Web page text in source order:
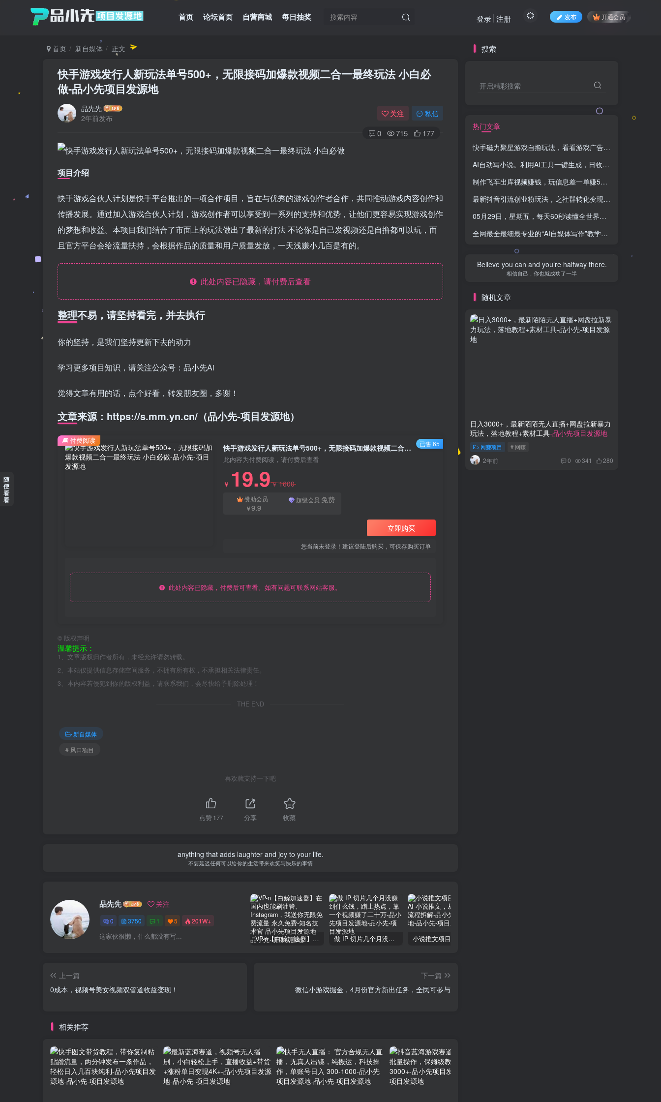
首页 论坛首页 自营商城 每日抽奖 发布 开通会员
登录 注册
首页 新自媒体 正文
快手游戏发行人新玩法单号500+，无限接码加爆款视频二合一最终玩法 小白必
做-品小先项目发源地
品先先
2年前发布
关注 私信
0 715 177
项目介绍
快手游戏合伙人计划是快手平台推出的一项合作项目，旨在与优秀的游戏创作者合作，共同推动游戏内容创作和
传播发展。通过加入游戏合伙人计划，游戏创作者可以享受到一系列的支持和优势，让他们更容易实现游戏创作
的梦想和收益。本项目我们结合了市面上的玩法做出了最新的打法 不论你是自己发视频还是自撸都可以玩，而
且官方平台会给流量扶持，会根据作品的质量和用户质量发放，一天浅赚小几百是有的。
此处内容已隐藏，请付费后查看
整理不易，请坚持看完，并去执行
你的坚持，是我们坚持更新下去的动力
学习更多项目知识，请关注公众号：品小先Ai
觉得文章有用的话，点个好看，转发朋友圈，多谢！
文章来源：https://s.mm.yn.cn/（品小先-项目发源地）
快手游戏发行人新玩法单号500+，无限接码加爆款视频二合一最终玩法 小白必做 - 资源之家
此内容为付费阅读，请付费后查看
￥ 19.9￥1600
赞助会员
￥9.9
超级会员 免费
立即购买
您当前未登录！建议登陆后购买，可保存购买订单
此处内容已隐藏，付费后可查看。如有问题可联系网站客服。
付费阅读 已售 65
© 版权声明
温馨提示：
1、文章版权归作者所有，未经允许请勿转载。
2、本站仅提供信息存储空间服务，不拥有所有权，不承担相关法律责任。
3、本内容若侵犯到你的版权利益，请联系我们，会尽快给予删除处理！
THE END
新自媒体
# 风口项目
喜欢就支持一下吧
点赞177 分享 收藏
anything that adds laughter and joy to your life.
不要延迟任何可以给你的生活带来欢笑与快乐的事情
品先先 关注
0 3750 1 5 201W+
这家伙很懒，什么都没有写... VP-n【白鲸加速器】在国内也能刷油管、Instagram，我送你无限免费流量 永久免费-知名技术官-品小先项目发源地 做 IP 切片几个月没赚到什么钱，蹭上热点，靠一个视频赚了二十万-品小先项目发源地
上一篇
0成本，视频号美女视频双管道收益变现！
下一篇
微信小游戏掘金，4月份官方新出任务，全民可参与
相关推荐
搜索
开启精彩搜索
热门文章
快手磁力聚星游戏自撸玩法，看看游戏广告获得收益，稳定项目，收益看自己时间
AI自动写小说。利用AI工具一键生成，日收益1000+
制作飞车出库视频赚钱，玩信息差一单赚50-80，小白也能轻松日入300-500+
最新抖音引流创业粉玩法，之社群转化变现思路（揭秘）
05月29日，星期五，每天60秒读懂全世界！-品小先项目发源地
全网最全最细最专业的“AI自媒体写作”教学，新手小白秒变写作高手！
Believe you can and you’re halfway there.
相信自己，你也就成功了一半
随机文章
日入3000+，最新陌陌无人直播+网盘拉新暴力
玩法，落地教程+素材工具-品小先项目发源地
网赚项目 # 网赚
2年前 0 341 280
随
便
看
看